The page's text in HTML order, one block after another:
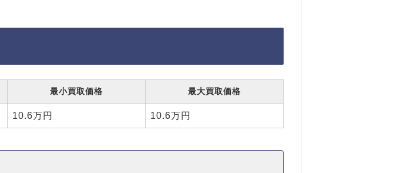
最小買取価格 最大買取価格
10.6万円 10.6万円